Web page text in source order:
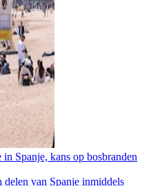
Spanje, kans op bosbranden
van Spanje inmiddels